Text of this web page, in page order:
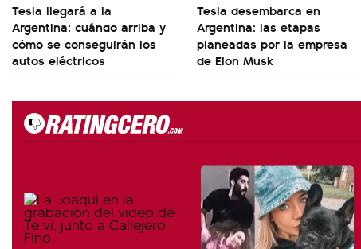
Tesla llegará a la
Argentina: cuándo arriba y
cómo se conseguirán los
autos eléctricos
Tesla desembarca en
Argentina: las etapas
planeadas por la empresa
de Elon Musk